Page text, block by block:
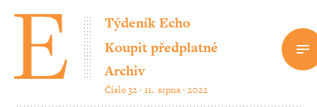
Týdeník Echo
Koupit předplatné
Archiv
Číslo 32 ‧ 11. srpna ‧ 2022